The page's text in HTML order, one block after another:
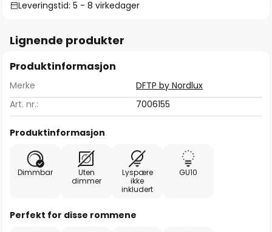
Leveringstid: 5 - 8 virkedager
Lignende produkter
Produktinformasjon
Merke
DFTP by Nordlux
Art. nr.:
7006155
Produktinformasjon
Dimmbar
Uten
dimmer
Lyspære
ikke
inkludert
GU10
Perfekt for disse rommene